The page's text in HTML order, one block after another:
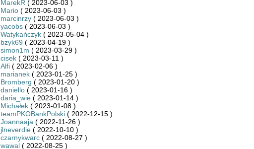
MarekR ( 2023-06-03 )
Mario( 2023-06-03 )
marcinrzy( 2023-06-03 )
yacobs( 2023-06-03 )
Watykańczyk( 2023-05-04 )
bzyk69 ( 2023-04-19 )
simon1m ( 2023-03-29 )
cisek( 2023-03-11 )
Alfi( 2023-02-06 )
marianek( 2023-01-25 )
Bromberg ( 2023-01-20 )
daniello( 2023-01-16 )
daria_wie( 2023-01-14 )
Michałek( 2023-01-08 )
teamPKOBankPolski( 2022-12-15 )
Joannaaja ( 2022-11-26 )
jlneverdie( 2022-10-10 )
czarnykwarc( 2022-08-27 )
wawal( 2022-08-25 )